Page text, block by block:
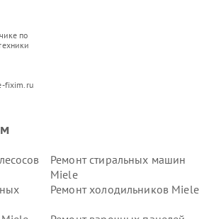
по
fixim.ru
Ремонт стиральных машин
Miele
Ремонт холодильников Miele